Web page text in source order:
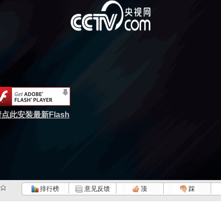
点此安装最新Flash
排行榜 意见反馈 顶 踩